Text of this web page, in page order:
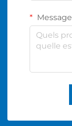
Message